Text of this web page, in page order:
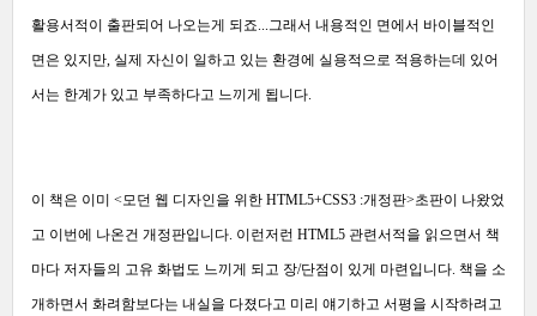
활용서적이 출판되어 나오는게 되죠...그래서 내용적인 면에서 바이블적인
면은 있지만, 실제 자신이 일하고 있는 환경에 실용적으로 적용하는데 있어
서는 한계가 있고 부족하다고 느끼게 됩니다.
이 책은 이미 <모던 웹 디자인을 위한 HTML5+CSS3 :개정판>초판이 나왔었
고 이번에 나온건 개정판입니다. 이런저런 HTML5 관련서적을 읽으면서 책
마다 저자들의 고유 화법도 느끼게 되고 장/단점이 있게 마련입니다. 책을 소
개하면서 화려함보다는 내실을 다졌다고 미리 얘기하고 서평을 시작하려고